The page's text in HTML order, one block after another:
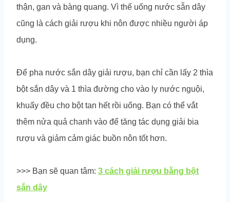
thận, gan và bàng quang. Vì thế uống nước sẵn dây
cũng là cách giải rượu khi nôn được nhiều người áp
dụng.
Để pha nước sắn dây giải rượu, bạn chỉ cần lấy 2 thìa
bột sắn dây và 1 thìa đường cho vào ly nước nguội,
khuấy đều cho bột tan hết rồi uống. Bạn có thể vắt
thêm nửa quả chanh vào để tăng tác dụng giải bia
rượu và giảm cảm giác buồn nôn tốt hơn.
>>> Bạn sẽ quan tâm: 3 cách giải rượu bằng bột
sắn dây